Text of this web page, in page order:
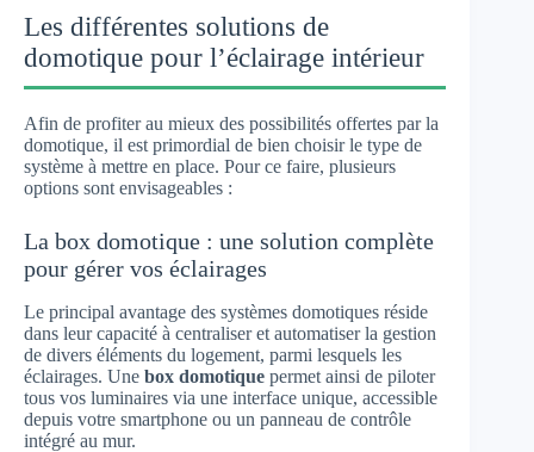
Les différentes solutions de
domotique pour l’éclairage intérieur
Afin de profiter au mieux des possibilités offertes par la
domotique, il est primordial de bien choisir le type de
système à mettre en place. Pour ce faire, plusieurs
options sont envisageables :
La box domotique : une solution complète
pour gérer vos éclairages
Le principal avantage des systèmes domotiques réside
dans leur capacité à centraliser et automatiser la gestion
de divers éléments du logement, parmi lesquels les
éclairages. Une box domotique permet ainsi de piloter
tous vos luminaires via une interface unique, accessible
depuis votre smartphone ou un panneau de contrôle
intégré au mur.